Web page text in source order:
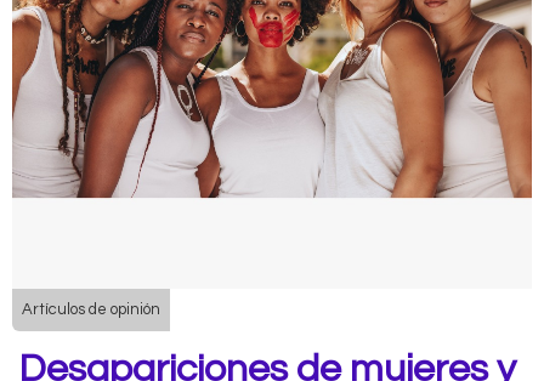
Artículos de opinión
Desapariciones de mujeres y